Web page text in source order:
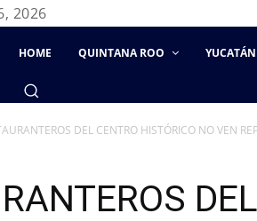
2026
HOME QUINTANA ROO YUCATÁN
DEL CENTRO HISTÓRICO NO VEN